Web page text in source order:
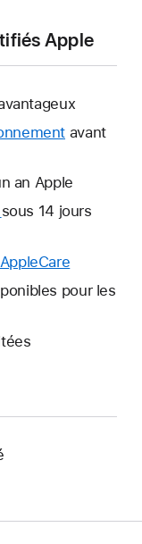
Apple
avant
an Apple
Une
fenêtre
sous 14 jours
AppleCare
nouvelle
pour les